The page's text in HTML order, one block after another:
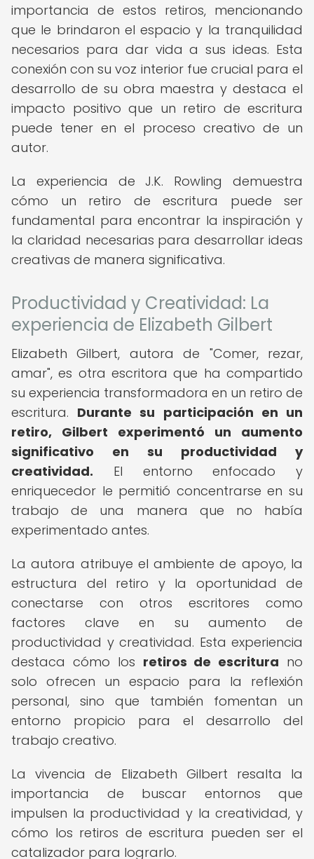
importancia de estos retiros, mencionando
que le brindaron el espacio y la tranquilidad
necesarios para dar vida a sus ideas. Esta
conexión con su voz interior fue crucial para el
desarrollo de su obra maestra y destaca el
impacto positivo que un retiro de escritura
puede tener en el proceso creativo de un
autor.
La experiencia de J.K. Rowling demuestra
cómo un retiro de escritura puede ser
fundamental para encontrar la inspiración y
la claridad necesarias para desarrollar ideas
creativas de manera significativa.
Productividad y Creatividad: La
experiencia de Elizabeth Gilbert
Elizabeth Gilbert, autora de "Comer, rezar,
amar", es otra escritora que ha compartido
su experiencia transformadora en un retiro de
escritura. Durante su participación en un
retiro, Gilbert experimentó un aumento
significativo en su productividad y
creatividad. El entorno enfocado y
enriquecedor le permitió concentrarse en su
trabajo de una manera que no había
experimentado antes.
La autora atribuye el ambiente de apoyo, la
estructura del retiro y la oportunidad de
conectarse con otros escritores como
factores clave en su aumento de
productividad y creatividad. Esta experiencia
destaca cómo los retiros de escritura no
solo ofrecen un espacio para la reflexión
personal, sino que también fomentan un
entorno propicio para el desarrollo del
trabajo creativo.
La vivencia de Elizabeth Gilbert resalta la
importancia de buscar entornos que
impulsen la productividad y la creatividad, y
cómo los retiros de escritura pueden ser el
catalizador para lograrlo.